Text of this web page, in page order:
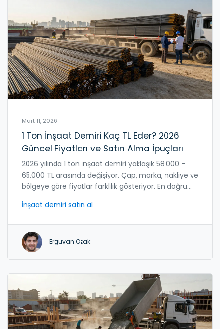
Mart 11, 2026
1 Ton İnşaat Demiri Kaç TL Eder? 2026
Güncel Fiyatları ve Satın Alma İpuçları
2026 yılında 1 ton inşaat demiri yaklaşık 58.000 -
65.000 TL arasında değişiyor. Çap, marka, nakliye ve
bölgeye göre fiyatlar farklılık gösteriyor. En doğru
İnşaat demiri satın al
Erguvan Ozak